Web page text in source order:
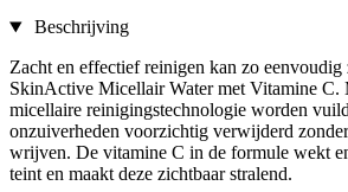
Beschrijving
Zacht en effectief reinigen kan zo eenvoudig
SkinActive Micellair Water met Vitamine C.
micellaire reinigingstechnologie worden
onzuiverheden voorzichtig verwijderd
wrijven. De vitamine C in de formule wekt
teint en maakt deze zichtbaar stralend.